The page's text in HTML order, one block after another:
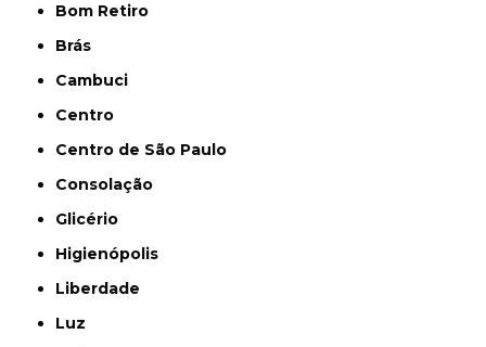
Bom Retiro
Brás
Cambuci
Centro
Centro de São Paulo
Consolação
Glicério
Higienópolis
Liberdade
Luz